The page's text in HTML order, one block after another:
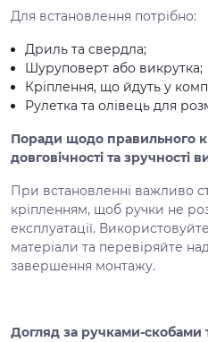
Для встановлення потрібно:
Дриль та свердла;
Шуруповерт або викрутка;
Кріплення, що йдуть у
Рулетка та олівець для
Поради щодо правильного
довговічності та зручності
При встановленні важливо
кріпленням, щоб ручки не
експлуатації. Використовуйте
матеріали та перевіряйте
завершення монтажу.
Догляд за ручками-скобами